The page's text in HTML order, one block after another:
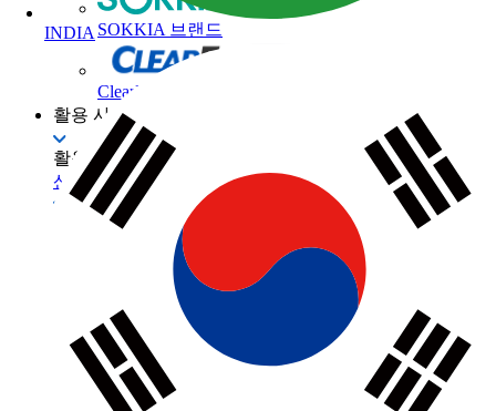
SOKKIA 브랜드
ClearEdge3D 브랜드
활용 사례
활용 사례
산업
INDIA